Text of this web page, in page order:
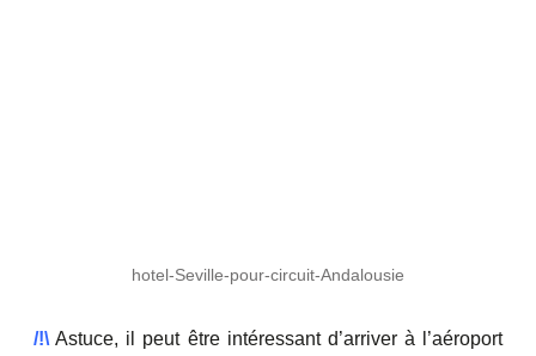
hotel-Seville-pour-circuit-Andalousie
/!\ Astuce, il peut être intéressant d’arriver à l’aéroport